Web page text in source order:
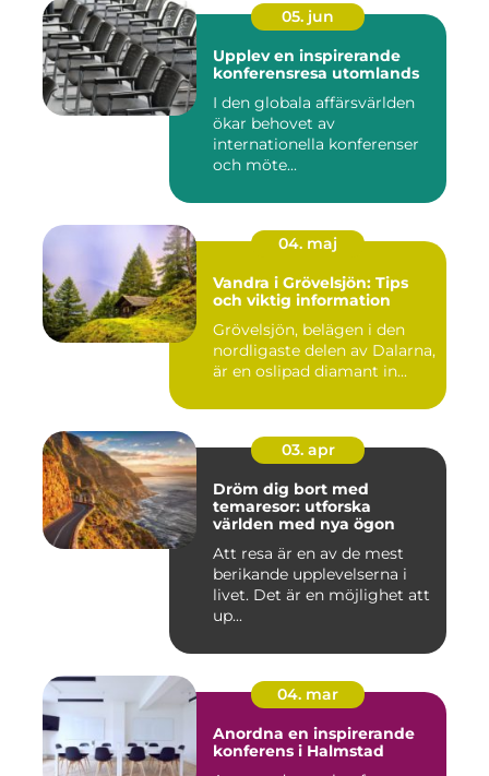
05. jun
Upplev en inspirerande
konferensresa utomlands
I den globala affärsvärlden
ökar behovet av
internationella konferenser
och möte...
04. maj
Vandra i Grövelsjön: Tips
och viktig information
Grövelsjön, belägen i den
nordligaste delen av Dalarna,
är en oslipad diamant in...
03. apr
Dröm dig bort med
temaresor: utforska
världen med nya ögon
Att resa är en av de mest
berikande upplevelserna i
livet. Det är en möjlighet att
up...
04. mar
Anordna en inspirerande
konferens i Halmstad